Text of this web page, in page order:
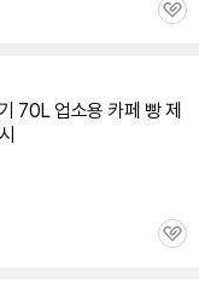
관
70L 업소용 카페 빵 제
관